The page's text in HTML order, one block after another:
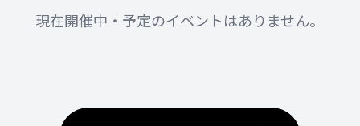
現在開催中・予定のイベントはありません。